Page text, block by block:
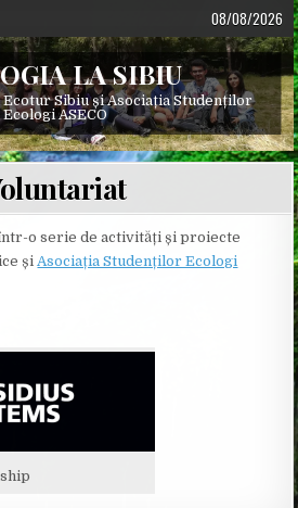
08/08/2026
LA SIBIU
Sibiu și Asociația Studenților
Ecologi ASECO
o serie de activități și proiecte
și Asociația Studenților Ecologi